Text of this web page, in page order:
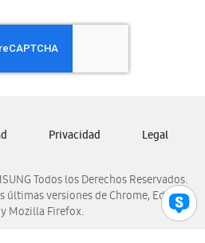
Honduras
Nicaragua
Panamá
Venezuela
Todos los Derechos Reservados.
últimas versiones de Chrome, Edge,
Mozilla Firefox.
Privacidad Legal